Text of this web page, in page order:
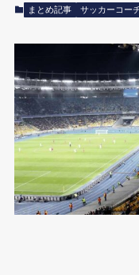
まとめ記事 サッカーコー